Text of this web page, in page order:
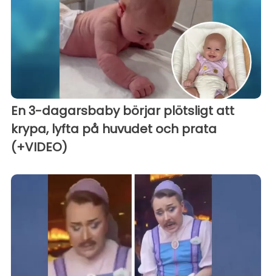
En 3-dagarsbaby börjar plötsligt att
krypa, lyfta på huvudet och prata
(+VIDEO)